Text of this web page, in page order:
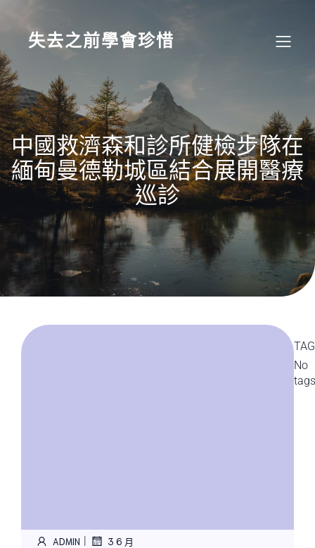
content
失去之前學會珍惜
中國救濟森和診所健檢步隊在
緬甸曼德勒城區結合展開醫療
巡診
ADMIN | 3 6 月
No
tags